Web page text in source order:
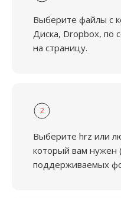
Выберите файлы с
Диска, Dropbox, по
на страницу.
2
Выберите hrz или
который вам нужен
поддерживаемых